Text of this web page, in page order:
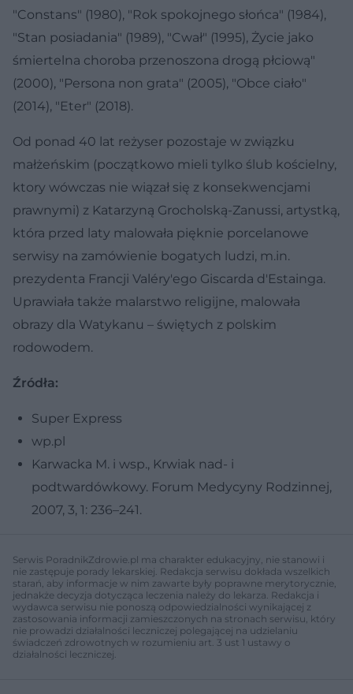
"Constans" (1980), "Rok spokojnego słońca" (1984),
"Stan posiadania" (1989), "Cwał" (1995), Życie jako
śmiertelna choroba przenoszona drogą płciową"
(2000), "Persona non grata" (2005), "Obce ciało"
(2014), "Eter" (2018).
Od ponad 40 lat reżyser pozostaje w związku
małżeńskim (początkowo mieli tylko ślub kościelny,
ktory wówczas nie wiązał się z konsekwencjami
prawnymi) z Katarzyną Grocholską-Zanussi, artystką,
która przed laty malowała pięknie porcelanowe
serwisy na zamówienie bogatych ludzi, m.in.
prezydenta Francji Valéry'ego Giscarda d'Estainga.
Uprawiała także malarstwo religijne, malowała
obrazy dla Watykanu – świętych z polskim
rodowodem.
Źródła:
Super Express
wp.pl
Karwacka M. i wsp., Krwiak nad- i
podtwardówkowy. Forum Medycyny Rodzinnej,
2007, 3, 1: 236–241.
Serwis PoradnikZdrowie.pl ma charakter edukacyjny, nie stanowi i
nie zastępuje porady lekarskiej. Redakcja serwisu dokłada wszelkich
starań, aby informacje w nim zawarte były poprawne merytorycznie,
jednakże decyzja dotycząca leczenia należy do lekarza. Redakcja i
wydawca serwisu nie ponoszą odpowiedzialności wynikającej z
zastosowania informacji zamieszczonych na stronach serwisu, który
nie prowadzi działalności leczniczej polegającej na udzielaniu
świadczeń zdrowotnych w rozumieniu art. 3 ust 1 ustawy o
działalności leczniczej.